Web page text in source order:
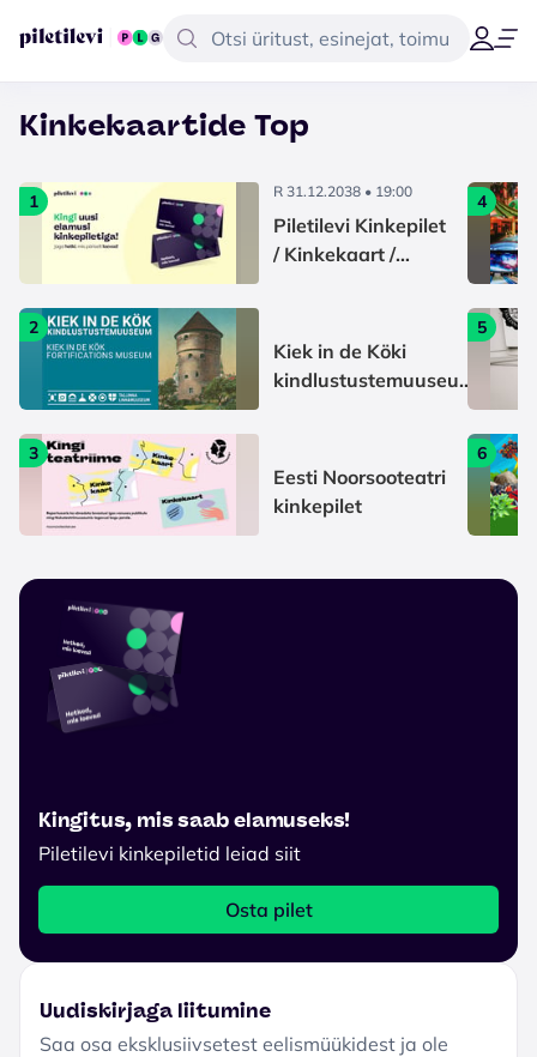
Kinkekaartide Top
1 R 31.12.2038 • 19:00
Piletilevi Kinkepilet
/ Kinkekaart /
2
Kiek in de Köki
kindlustustemuuseum
Fortifications Museum
3
Eesti Noorsooteatri
kinkepilet
4
5
6
Kingitus, mis saab elamuseks!
Piletilevi kinkepiletid leiad siit
Osta pilet
Uudiskirjaga liitumine
Saa osa eksklusiivsetest eelismüükidest ja ole